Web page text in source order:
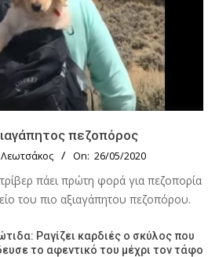
πεζοπόρος
On: 26/05/2020
πάει πρώτη φορά για πεζοπορία
του πιο αξιαγάπητου πεζοπόρου.
Ραγίζει καρδιές ο σκύλος που
το αφεντικό του μέχρι τον τάφο